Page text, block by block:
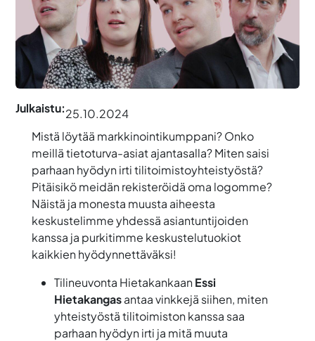
Julkaistu:25.10.2024
Mistä löytää markkinointikumppani? Onko
meillä tietoturva-asiat ajantasalla? Miten saisi
parhaan hyödyn irti tilitoimistoyhteistyöstä?
Pitäisikö meidän rekisteröidä oma logomme?
Näistä ja monesta muusta aiheesta
keskustelimme yhdessä asiantuntijoiden
kanssa ja purkitimme keskustelutuokiot
kaikkien hyödynnettäväksi!
Tilineuvonta HietakankaanEssi
Hietakangasantaa vinkkejä siihen, miten
yhteistyöstä tilitoimiston kanssa saa
parhaan hyödyn irti ja mitä muuta